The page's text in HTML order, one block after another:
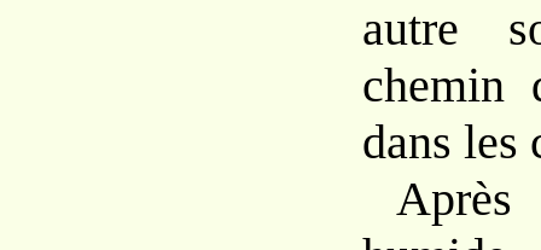
autre
chemin
dans les